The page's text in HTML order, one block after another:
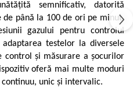
semnificativ, datorită
până la 100 de ori pe minut.
gazului pentru controlul
testelor la diversele
control și măsurare a șocurilor
oferă mai multe moduri
unic și intervalic.